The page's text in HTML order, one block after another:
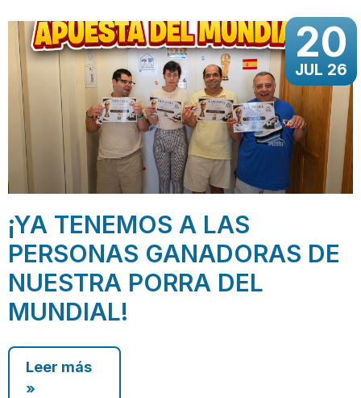
20
JUL 26
¡YA TENEMOS A LAS
PERSONAS GANADORAS DE
NUESTRA PORRA DEL
MUNDIAL!
Leer más
»